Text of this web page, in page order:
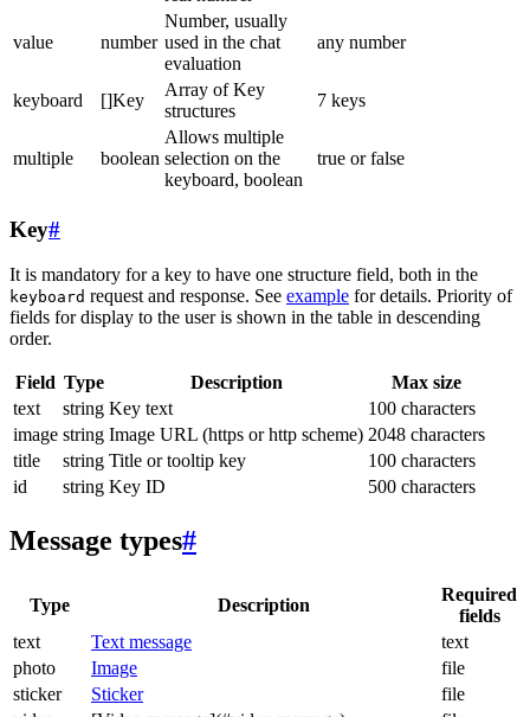
value number
Number, usually
used in the chat
evaluation
any number
keyboard []Key
Array of Key
structures
7 keys
multiple boolean
Allows multiple
selection on the
keyboard, boolean
true or false
Key#
It is mandatory for a key to have one structure field, both in the
keyboard request and response. See example for details. Priority of
fields for display to the user is shown in the table in descending
order.
Field Type Description
Max size
text
string Key text
100 characters
image string Image URL (https or http scheme) 2048 characters
title
string Title or tooltip key
100 characters
id
string Key ID 500 characters
Message types#
Type Description
Required
fields
text
Text message
text
photo
Image
file
sticker
Sticker
file